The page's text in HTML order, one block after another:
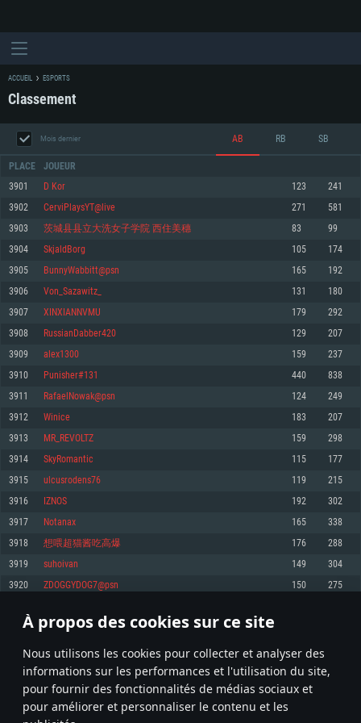
À propos des cookies sur ce site
Nous utilisons les cookies pour collecter et analyser des
informations sur les performances et l'utilisation du site,
pour fournir des fonctionnalités de médias sociaux et
pour améliorer et personnaliser le contenu et les
CONFIGURATION SYSTÈME REQUISE
Minimum
OS: Windows 10 (64 bit)
Processeur: Dual-Core 2.2 GHz
Mémoire: 4 GB
Carte graphique supportant DirectX 11: AMD Radeon 77XX / NVIDIA
GeForce GTX 660. La résolution minimale supportée par le jeu est de 720p
Connection: Connexion Internet à haut débit
Disque dur: 23.1 Go (client minimal)
Recommandée
1060 et plus, Radeon RX 570 et plus.
Disque dur: 75.9 Go (client complet)
Minimum
OS: Mac OS Big Sur 11.0 ou plus récent
Processeur: Core i5, minimum 2.2GHz (Les processeurs Intel Xeon ne sont
pas supportés)
Mémoire: 6 GB
Carte graphique: Intel Iris Pro 5200 (Mac), ou analogue AMD/Nvidia. La
résolution minimale supportée par le jeu est de 720p.
Connection: Connexion Internet à haut débit
Disque dur: 62,2 Go (client minimal)
Recommandée
OS: Mac OS Big Sur 11.0 ou plus récent
Processeur: Core i7 (Les processeurs Intel Xeon ne sont pas supportés)
Mémoire: 8 GB
Carte graphique: Radeon Vega II ou plus avec support de Metal
Disque dur: 62,2 Go (client complet)
Minimum
OS: Les configurations Linux 64 bits les plus modernes
Processeur: Dual-Core 2.4 GHz
Mémoire: 4 GB
Carte graphique: NVIDIA 660 avec les derniers drivers (moins de 6 mois) /
de même pour AMD (La résolution minimale supportée par le jeu est de
720p)
Connection: Connexion Internet à haut débit
Disque dur: 62,2 Go (client minimal)
Recommandée
OS: Ubuntu 20.04 64bit
Processeur: Intel Core i7
Mémoire: 8 GB
Carte graphique: NVIDIA 1060 avec les derniers drivers (moins de 6 mois) /
6 mois et supportant Vulkan
Connection: Connexion Internet à haut débit
Disque dur: 60,2 Go (client complet)
ACCUEIL ESPORTS
Classement
Mois dernier AB RB SB
PLACE JOUEUR
3901 D Kor 123 241
3902 CerviPlaysYT@live 271 581
3903 茨城县县立大洗女子学院 西住美穗 83 99
3904 SkjaldBorg 105 174
3905 BunnyWabbitt@psn 165 192
3906 Von_Sazawitz_ 131 180
3907 XINXIANNVMU 179 292
3908 RussianDabber420 129 207
3909 alex1300 159 237
3910 Punisher#131 440 838
3911 RafaelNowak@psn 124 249
3912 Winice 183 207
3913 MR_REVOLTZ 159 298
3914 SkyRomantic 115 177
3915 ulcusrodens76 119 215
3916 IZNOS 192 302
3917 Notanax 165 338
3918 想喂超猫酱吃高爆 176 288
3919 suhoivan 149 304
3920 ZDOGGYDOG7@psn 150 275
* Classement mis à jour quotidiennement
195 196 197 296